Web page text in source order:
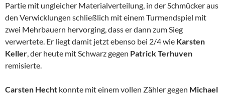
Partie mit ungleicher Materialverteilung, in der Schmücker aus
den Verwicklungen schließlich mit einem Turmendspiel mit
zwei Mehrbauern hervorging, dass er dann zum Sieg
verwertete. Er liegt damit jetzt ebenso bei 2/4 wie Karsten
Keller, der heute mit Schwarz gegen Patrick Terhuven
remisierte.
Carsten Hecht konnte mit einem vollen Zähler gegen Michael